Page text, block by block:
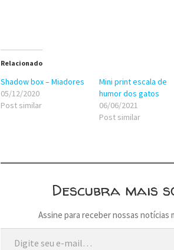
Relacionado
Shadow box – Miadores
05/12/2020
Post similar
Mini print escala de
humor dos gatos
06/06/2021
Post similar
Descubra mais
Assine para receber nossas notícias
Digite seu e-mail…